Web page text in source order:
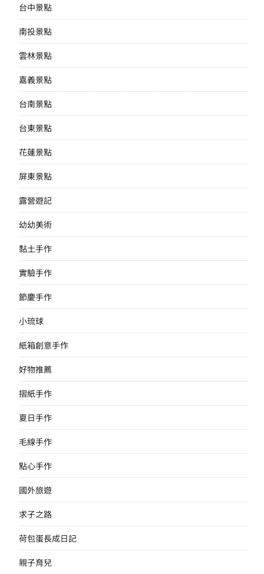
台中景點
南投景點
雲林景點
嘉義景點
台南景點
台東景點
花蓮景點
屏東景點
露營遊記
幼幼美術
黏土手作
實驗手作
節慶手作
小琉球
紙箱創意手作
好物推薦
摺紙手作
夏日手作
毛線手作
點心手作
國外旅遊
求子之路
荷包蛋長成日記
親子育兒